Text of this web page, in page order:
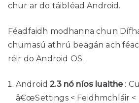
chur ar do táibléad Android.
Féadfaidh modhanna chun
chumasú athrú beagán ach
réir do Android OS.
Android2.3 nó níos luaithe:
â€œSettings < Feidhmchláir <